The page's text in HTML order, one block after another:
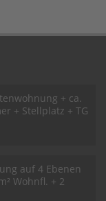
+ ca.
+ Stellplatz + TG
auf 4 Ebenen
Wohnfl. + 2